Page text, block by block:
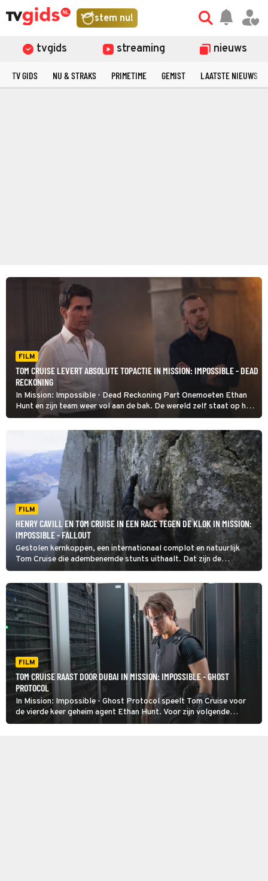
stem nu!
tvgids streaming nieuws
TV GIDS NU & STRAKS PRIMETIME GEMIST LAATSTE NIEUWS
FILM
TOM CRUISE LEVERT ABSOLUTE TOPACTIE IN MISSION: IMPOSSIBLE - DEAD
RECKONING
In Mission: Impossible - Dead Reckoning Part Onemoeten Ethan
Hunt en zijn team weer vol aan de bak. De wereld zelf staat op het
spel.
FILM
HENRY CAVILL EN TOM CRUISE IN EEN RACE TEGEN DE KLOK IN MISSION:
IMPOSSIBLE - FALLOUT
Gestolen kernkoppen, een internationaal complot en natuurlijk
Tom Cruise die adembenemde stunts uithaalt. Dat zijn de
belangrijkste bestanddelen van Mission: Impossible - Fallout, de
zesdeMission: Impossible-film.
FILM
TOM CRUISE RAAST DOOR DUBAI IN MISSION: IMPOSSIBLE - GHOST
PROTOCOL
In Mission: Impossible - Ghost Protocol speelt Tom Cruise voor
de vierde keer geheim agent Ethan Hunt. Voor zijn volgende
onmogelijke missie gaat hij op de vlucht voor de Amerikaanse en